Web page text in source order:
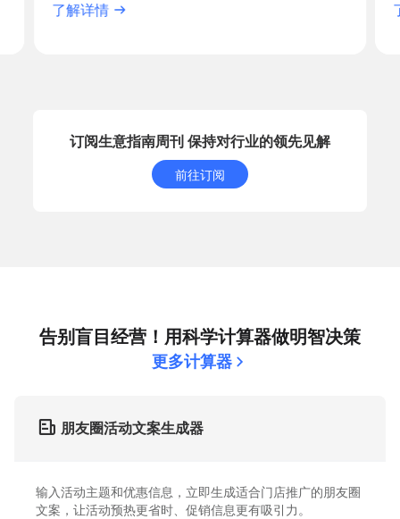
了解详情
订阅生意指南周刊 保持对行业的领先见解
前往订阅
告别盲目经营！用科学计算器做明智决策
更多计算器
朋友圈活动文案生成器
输入活动主题和优惠信息，立即生成适合门店推广的朋友圈
文案，让活动预热更省时、促销信息更有吸引力。